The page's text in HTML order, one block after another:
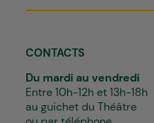
CONTACTS
Du mardi au vendredi
Entre 10h-12h et 13h-18h
au guichet du Théâtre